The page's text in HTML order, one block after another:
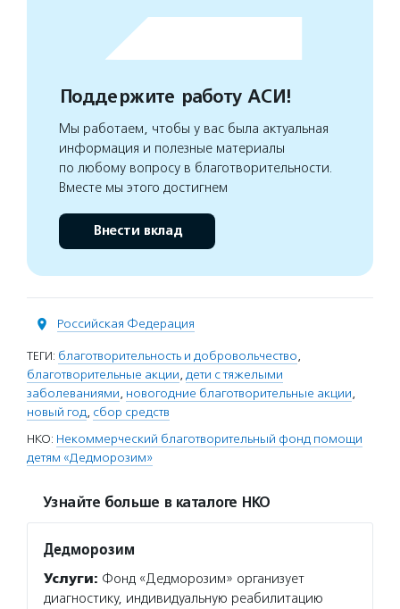
Поддержите работу АСИ!
Мы работаем, чтобы у вас была актуальная
информация и полезные материалы
по любому вопросу в благотворительности.
Вместе мы этого достигнем
Внести вклад
Российская Федерация
ТЕГИ: благотворительность и добровольчество,
благотворительные акции, дети с тяжелыми
заболеваниями, новогодние благотворительные акции,
новый год, сбор средств
НКО: Некоммерческий благотворительный фонд помощи
детям «Дедморозим»
Узнайте больше в каталоге НКО
Дедморозим
Услуги: Фонд «Дедморозим» организует
диагностику, индивидуальную реабилитацию